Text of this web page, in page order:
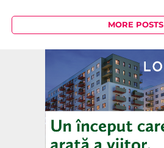
MORE POSTS